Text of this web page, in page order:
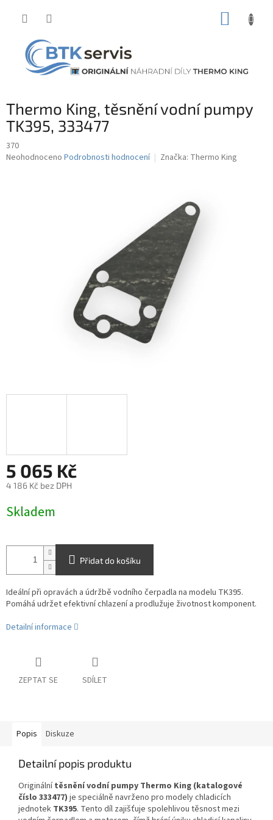
Thermo King, těsnění vodní pumpy
TK395, 333477
370
Průměrné
Neohodnoceno Podrobnosti hodnocení Značka: Thermo King
5 065 Kč
4 186 Kč bez DPH
cena:
Skladem
Přidat do košíku
Ideální při opravách a údržbě vodního čerpadla na modelu TK395.
Pomáhá udržet efektivní chlazení a prodlužuje životnost komponent.
Detailní informace
ZEPTAT SE SDÍLET
Popis Diskuze
Detailní popis produktu
Originálnítěsnění vodní pumpy Thermo King (katalogové
číslo 333477) je speciálně navrženo pro modely chladicích
jednotek TK395. Tento díl zajišťuje spolehlivou těsnost mezi